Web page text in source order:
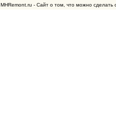
- Сайт о том, что можно сделать